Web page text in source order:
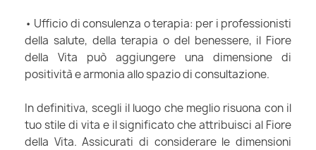
• Ufficio di consulenza o terapia: per i professionisti
della salute, della terapia o del benessere, il Fiore
della Vita può aggiungere una dimensione di
positività e armonia allo spazio di consultazione.
In definitiva, scegli il luogo che meglio risuona con il
tuo stile di vita e il significato che attribuisci al Fiore
della Vita. Assicurati di considerare le dimensioni